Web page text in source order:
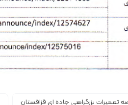
تعمیرات بزرگراهی جاده ای قزاقستان